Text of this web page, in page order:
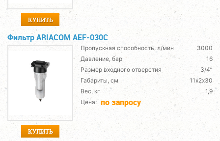
КУПИТЬ
Фильтр ARIACOM AEF-030C
КУПИТЬ
Пропускная способность, л/мин
3000
Давление, бар
16
Размер входного отверстия
3/4”
Габариты, см
11х2х30
Вес, кг
1,9
Цена: по запросу